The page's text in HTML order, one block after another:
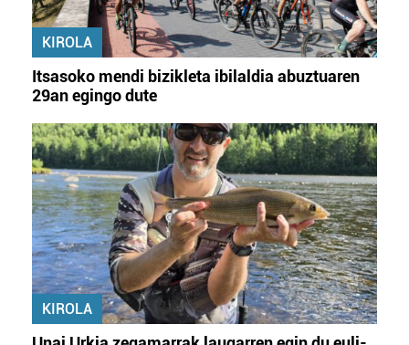
KIROLA
Itsasoko mendi bizikleta ibilaldia abuztuaren
29an egingo dute
KIROLA